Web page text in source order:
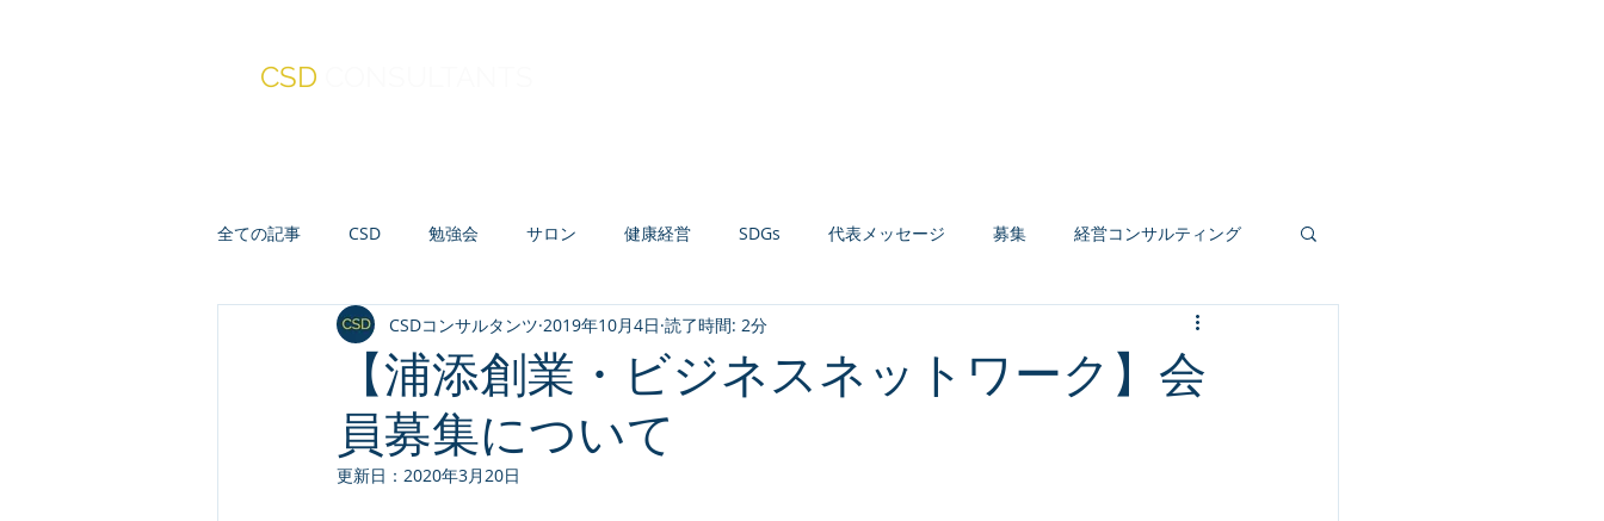
CSD
全ての記事 CSD 勉強会 サロン 健康経営 SDGs 代表メッセージ 募集 経営コンサルティング
真・報連相 セミナー 人材育成 組織活性化 収益力強化 人事評価制度
会計・財務・ファイナンス
【浦添創業・ビジネスネットワーク】会
員募集について
CSDコンサルタンツ 2019年10月4日 読了時間: 2分
更新日： 2020年3月20日